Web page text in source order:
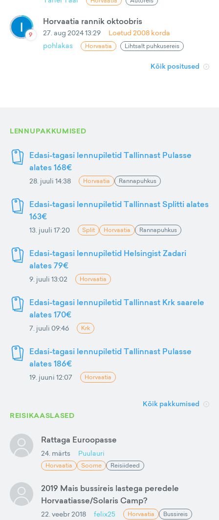
9
Horvaatia rannik oktoobris
27. aug 2024 13:29 Loetud 2008 korda
pohlakas
Horvaatia Lihtsalt puhkusereis
Kõik positused
LENNUPAKKUMISED
Edasi-tagasi lennupiletid Tallinnast Pulasse
alates 168€
28. juuli 14:38 Horvaatia Rannapuhkus
Edasi-tagasi lennupiletid Tallinnast Splitti alates
163€
13. juuli 17:20 Split Horvaatia Rannapuhkus
Edasi-tagasi lennupiletid Helsingist Zadari
alates 79€
9. juuli 13:02 Horvaatia
Edasi-tagasi lennupiletid Tallinnast Krk saarele
alates 170€
7. juuli 09:46 Krk
Edasi-tagasi lennupiletid Tallinnast Pulasse
alates 186€
19. juuni 12:07 Horvaatia
Kõik pakkumised
REISIKAASLASED
Rattaga Euroopasse
24. märts Puulauri
Horvaatia Soome Reisiideed
2019 Mais bussireis lastega peredele
Horvaatiasse/Solaris Camp?
22. veebr 2018 felix25 Horvaatia Bussireis